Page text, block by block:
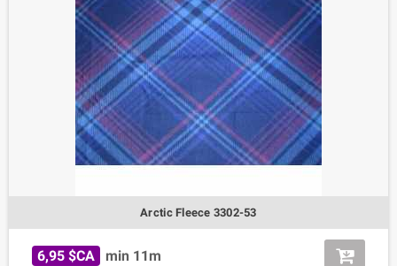
Arctic Fleece 3302-53
6,95 $CA min 11m